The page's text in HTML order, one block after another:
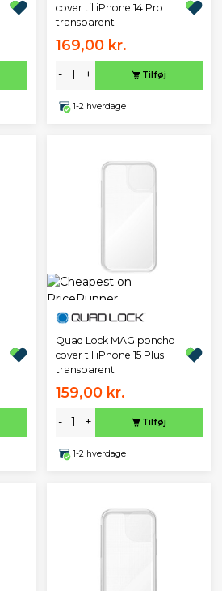
cover til iPhone 14 Pro
transparent
169,00 kr.
- + Tilføj
1-2 hverdage
Quad Lock MAG poncho
cover til iPhone 15 Plus
transparent
159,00 kr.
- + Tilføj
1-2 hverdage